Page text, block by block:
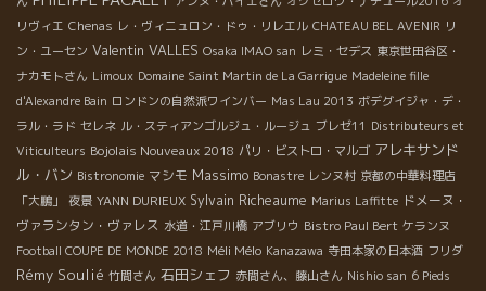
リヴィエ Chenas レ・ヴィニュロン・ドゥ・リレエル CHATEAU BEL AVENIR リ
ン・ユーセン Valentin VALLES Osaka IMAO san レミ・セデス 東京世田谷区・
ナカモトさん Limoux Domaine Saint Martin de La Garrigue Madeleine fille
d'Alexandre Bain ロンドンの自然派ワインバー Mas Lau 2013 ボデグイジャ・デ・
ラル・ラド セレネ ル・スティアンゴルジュ・ルージュ ブレゼ11 Distributeurs et
Viticulteurs Bojolais Nouveaux 2018 パリ・ビストロ・マルゴ アレキサンド
ル・バン Bistronomie マシモ Massimo Bonastre レンヌ村 京都の中華料理店
「大鵬」
夜景 YANN DURIEUX Sylvain Richeaume Marius Laffitte ドメーヌ・
ヴァランタン・ヴァレス 水道・江戸川橋 アブリウ Bistro Paul Bert ケランヌ
Football COUPE DE MONDE 2018 Méli Mélo Kanazawa 寺田本家の日本酒 フリダ
Rémy Soulié 竹間さん 石田シェフ 赤間さん、藤山さん Nishio san 6 Pieds